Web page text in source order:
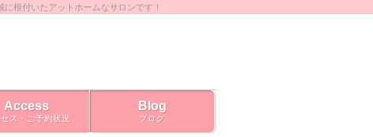
根付いたアットホームなサロンです！
Access
ス・ご予約状況
Blog
ブログ